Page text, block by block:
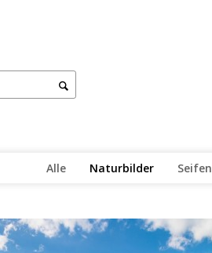
Alle Naturbilder Seifen